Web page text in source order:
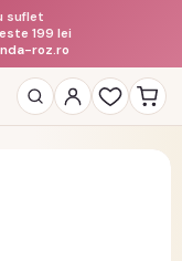
199 lei
suflet
roz.ro